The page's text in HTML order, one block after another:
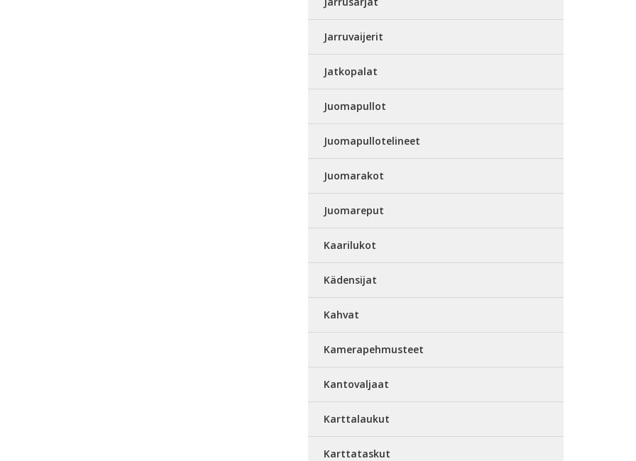
Jarruvaijerit
Jatkopalat
Juomapullot
Juomapullotelineet
Juomarakot
Juomareput
Kaarilukot
Kädensijat
Kahvat
Kamerapehmusteet
Kantovaljaat
Karttalaukut
Karttataskut